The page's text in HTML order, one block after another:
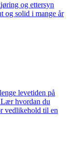
og ettersyn
og solid i mange år
levetiden på
Lær hvordan du
vedlikehold til en